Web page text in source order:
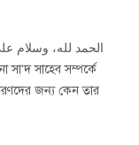
জন্য কেন তার